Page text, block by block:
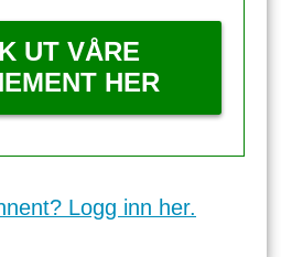
UT VÅRE
HER
Logg inn her.